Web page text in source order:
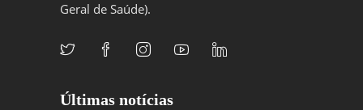
Geral de Saúde).
Últimas notícias